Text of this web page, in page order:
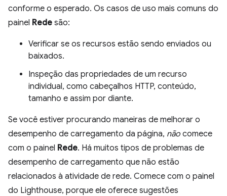
conforme o esperado. Os casos de uso mais comuns do
painel Rede são:
Verificar se os recursos estão sendo enviados ou
baixados.
Inspeção das propriedades de um recurso
individual, como cabeçalhos HTTP, conteúdo,
tamanho e assim por diante.
Se você estiver procurando maneiras de melhorar o
desempenho de carregamento da página, não comece
com o painel Rede. Há muitos tipos de problemas de
desempenho de carregamento que não estão
relacionados à atividade de rede. Comece com o painel
do Lighthouse, porque ele oferece sugestões